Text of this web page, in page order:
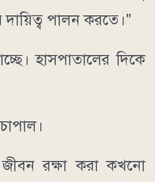
পালন করতে।"
হাসপাতালের দিকে
রক্ষা করা কখনো